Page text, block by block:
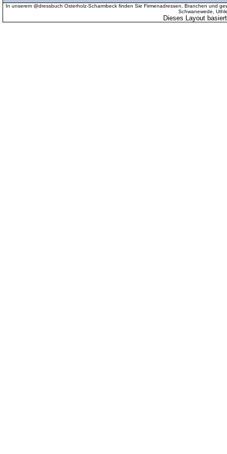
In unserem @dressbuch Osterholz-Scharmbeck finden Sie Firmenadressen, Branchen und
Schwanewede,
Dieses Layout